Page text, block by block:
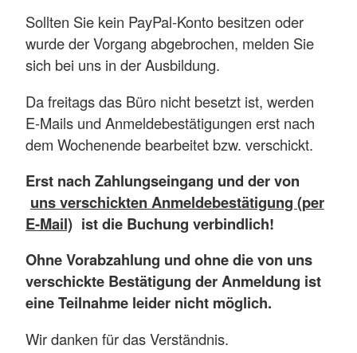
Sollten Sie kein PayPal-Konto besitzen oder
wurde der Vorgang abgebrochen, melden Sie
sich bei uns in der Ausbildung.
Da freitags das Büro nicht besetzt ist, werden
E-Mails und Anmeldebestätigungen erst nach
dem Wochenende bearbeitet bzw. verschickt.
Erst nach Zahlungseingang und der von
uns verschickten Anmeldebestätigung (per
E-Mail) ist die Buchung verbindlich!
Ohne Vorabzahlung und ohne die von uns
verschickte Bestätigung der Anmeldung ist
eine Teilnahme leider nicht möglich.
Wir danken für das Verständnis.